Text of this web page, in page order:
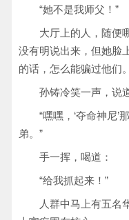
“她不是我师父！”
大厅上的人，随便
没有明说出来，但她脸
的话，怎么能骗过他们。
孙铸冷笑一声，说
“嘿嘿，‘夺命神尼
弟。”
手一挥，喝道：
“给我抓起来！”
人群中马上有五名